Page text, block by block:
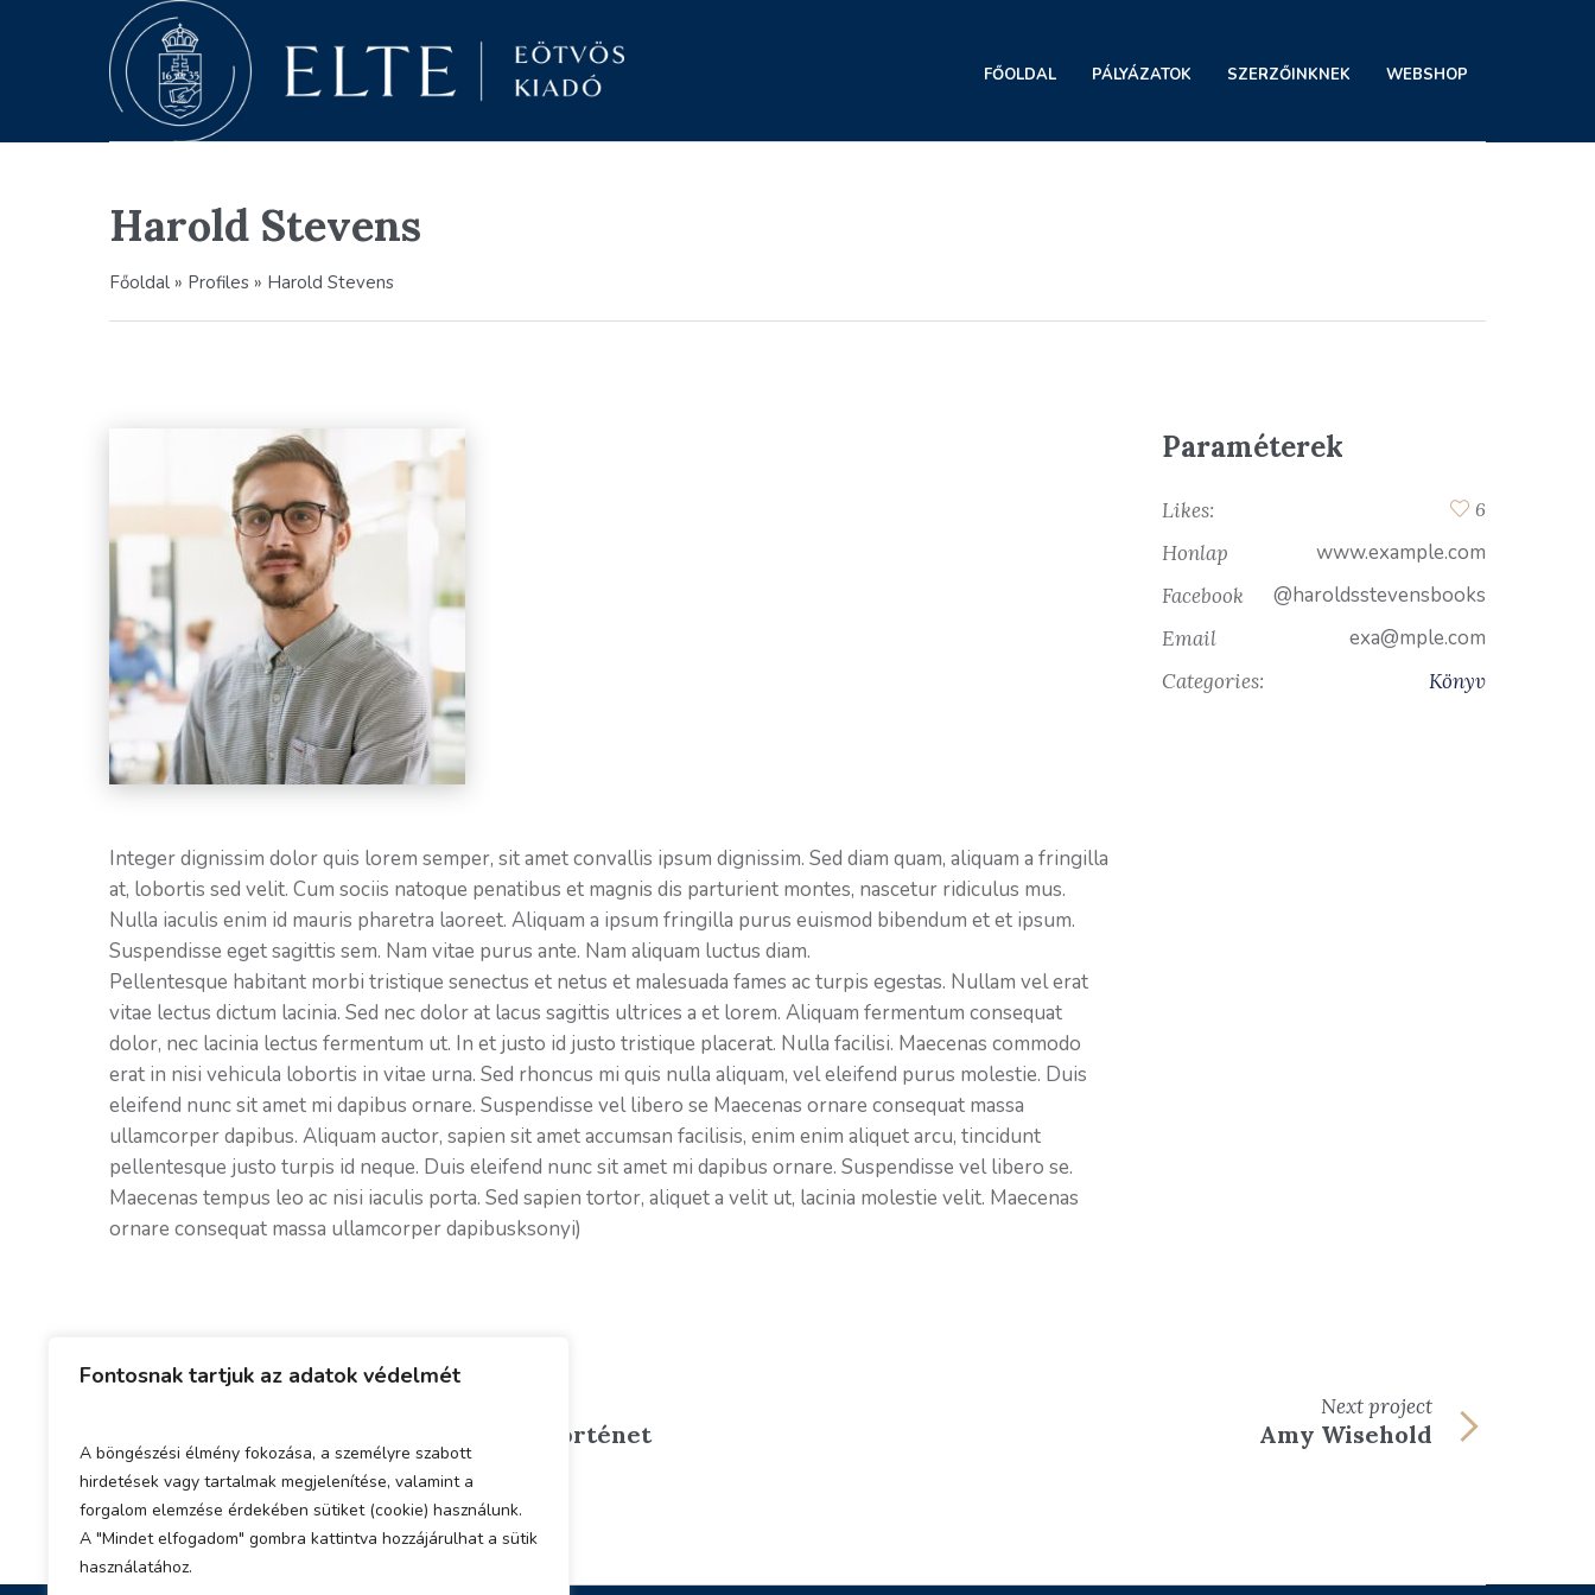
Fontosnak tartjuk az adatok védelmét
A böngészési élmény fokozása, a személyre szabott
hirdetések vagy tartalmak megjelenítése, valamint a
forgalom elemzése érdekében sütiket (cookie) használunk.
A "Mindet elfogadom" gombra kattintva hozzájárulhat a sütik
használatához.
FŐOLDAL PÁLYÁZATOK SZERZŐINKNEK WEBSHOP
Harold Stevens
Főoldal » Profiles » Harold Stevens
Integer dignissim dolor quis lorem semper, sit amet convallis ipsum dignissim. Sed diam quam, aliquam a fringilla
at, lobortis sed velit. Cum sociis natoque penatibus et magnis dis parturient montes, nascetur ridiculus mus.
Nulla iaculis enim id mauris pharetra laoreet. Aliquam a ipsum fringilla purus euismod bibendum et et ipsum.
Suspendisse eget sagittis sem. Nam vitae purus ante. Nam aliquam luctus diam.
Pellentesque habitant morbi tristique senectus et netus et malesuada fames ac turpis egestas. Nullam vel erat
vitae lectus dictum lacinia. Sed nec dolor at lacus sagittis ultrices a et lorem. Aliquam fermentum consequat
dolor, nec lacinia lectus fermentum ut. In et justo id justo tristique placerat. Nulla facilisi. Maecenas commodo
erat in nisi vehicula lobortis in vitae urna. Sed rhoncus mi quis nulla aliquam, vel eleifend purus molestie. Duis
eleifend nunc sit amet mi dapibus ornare. Suspendisse vel libero se Maecenas ornare consequat massa
ullamcorper dapibus. Aliquam auctor, sapien sit amet accumsan facilisis, enim enim aliquet arcu, tincidunt
pellentesque justo turpis id neque. Duis eleifend nunc sit amet mi dapibus ornare. Suspendisse vel libero se.
Maecenas tempus leo ac nisi iaculis porta. Sed sapien tortor, aliquet a velit ut, lacinia molestie velit. Maecenas
ornare consequat massa ullamcorper dapibusksonyi)
Paraméterek
Likes: 6
Honlap www.example.com
Facebook @haroldsstevensbooks
Email exa@mple.com
Categories: Könyv
Földi András: Összehasonlító jogtörténet
Nextproject
Amy Wisehold